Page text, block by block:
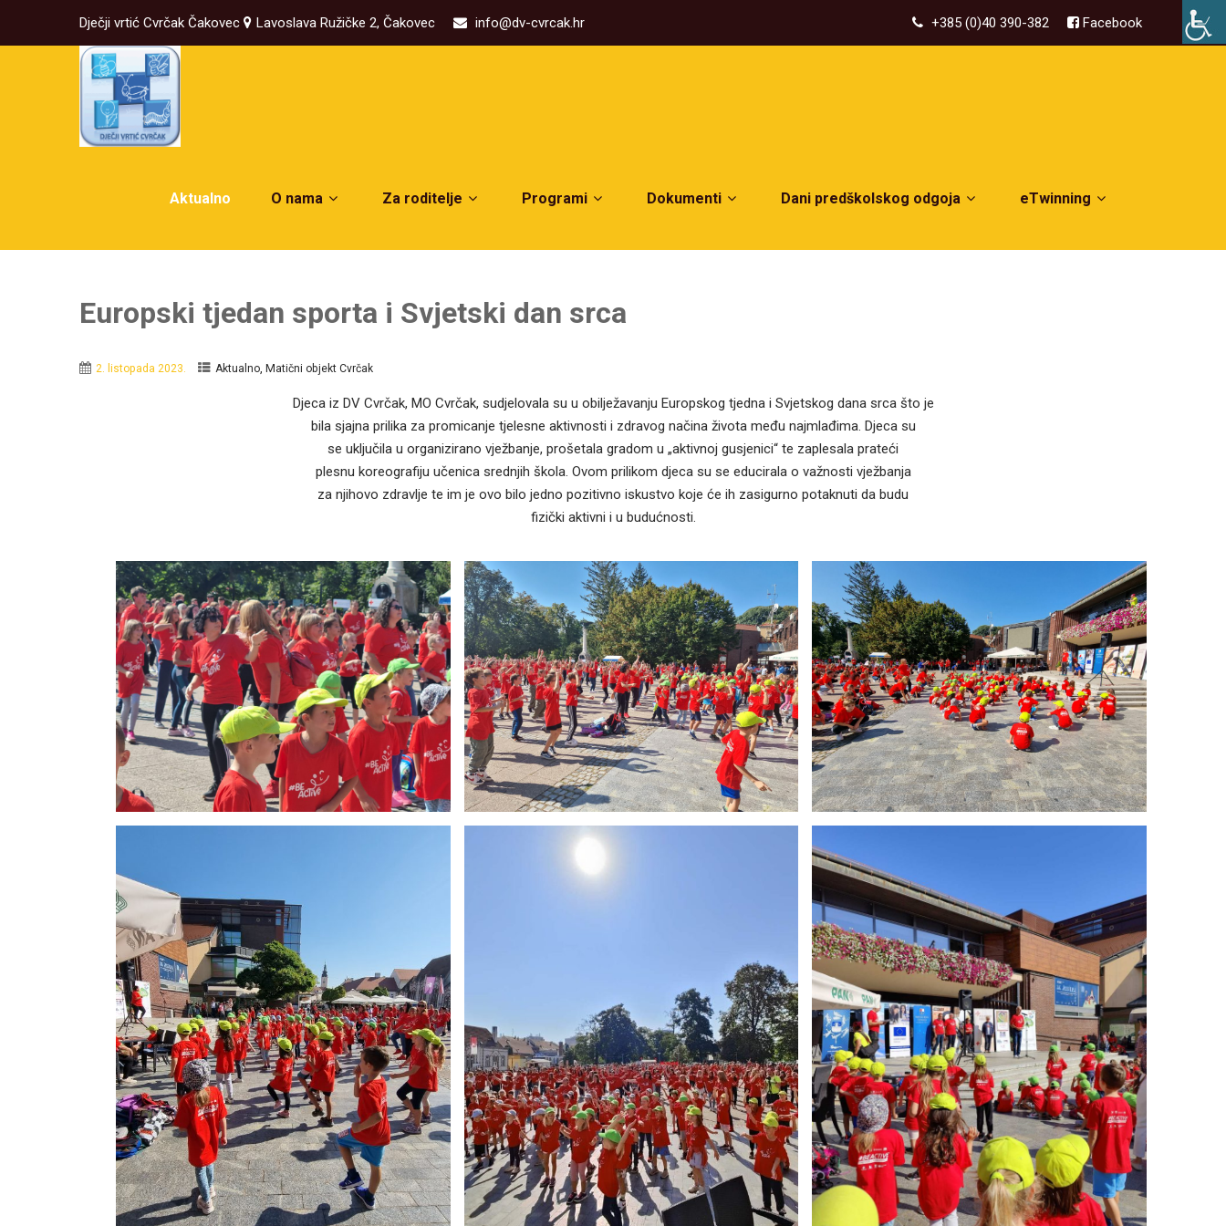
Dječji vrtić Cvrčak Čakovec Lavoslava Ružičke 2, Čakovec info@dv-cvrcak.hr +385 (0)40 390-382 Facebook
Aktualno O nama Za roditelje Programi Dokumenti Dani predškolskog odgoja eTwinning
Europski tjedan sporta i Svjetski dan srca
2. listopada 2023. Aktualno Matični objekt Cvrčak
Djeca iz DV Cvrčak, MO Cvrčak, sudjelovala su u obilježavanju Europskog tjedna i Svjetskog dana srca što je
bila sjajna prilika za promicanje tjelesne aktivnosti i zdravog načina života među najmlađima. Djeca su
se uključila u organizirano vježbanje, prošetala gradom u „aktivnoj gusjenici“ te zaplesala prateći
plesnu koreografiju učenica srednjih škola. Ovom prilikom djeca su se educirala o važnosti vježbanja
za njihovo zdravlje te im je ovo bilo jedno pozitivno iskustvo koje će ih zasigurno potaknuti da budu
fizički aktivni i u budućnosti.